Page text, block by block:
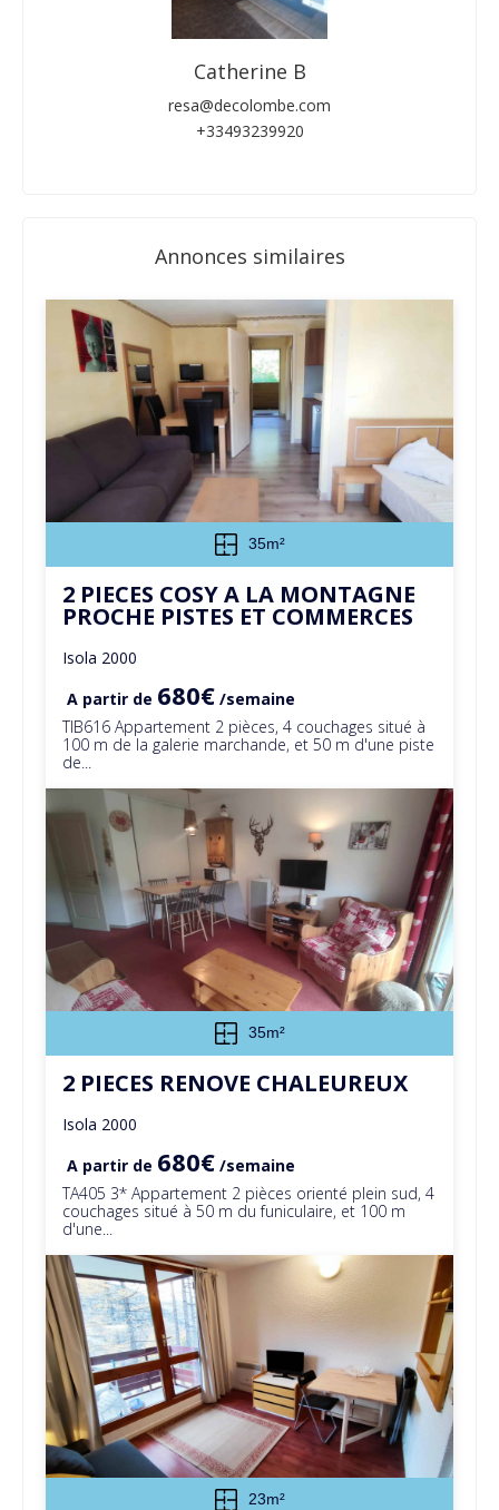
Catherine B
resa@decolombe.com
+33493239920
Annonces similaires
35m²
2 PIECES COSY A LA MONTAGNE
PROCHE PISTES ET COMMERCES
Isola 2000
A partir de 680€ /semaine
TIB616 Appartement 2 pièces, 4 couchages situé à
100 m de la galerie marchande, et 50 m d'une piste
de...
35m²
2 PIECES RENOVE CHALEUREUX
Isola 2000
A partir de 680€ /semaine
TA405 3* Appartement 2 pièces orienté plein sud, 4
couchages situé à 50 m du funiculaire, et 100 m
d'une...
23m²